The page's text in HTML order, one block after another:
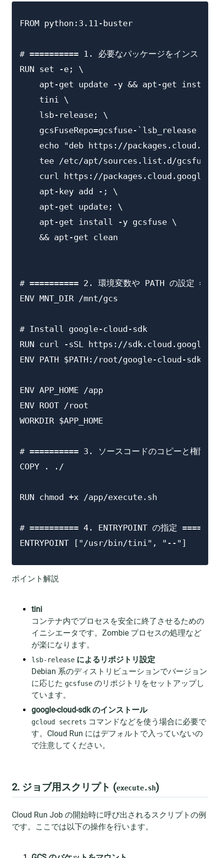
FROM python:3.11-buster
# ========== 1. 必要なパッケージをインストー
RUN set -e; \
apt-get update -y && apt-get install
    tini \
    lsb-release; \
gcsFuseRepo=gcsfuse-`lsb_release -c
echo "deb https://
tee /etc/apt/sources.list.d/
curl https://
    apt-key add -; \
    apt-get update; \
    apt-get install -y gcsfuse \
    && apt-get clean
# ========== 2. 環境変数や PATH の設定
ENV MNT_DIR /mnt/gcs
# Install google-cloud-sdk
RUN curl -sSL https://
ENV PATH $PATH:/root/google-cloud-sdk/
ENV APP_HOME /app
ENV ROOT /root
WORKDIR $APP_HOME
# ========== 3. ソースコードのコピーと権限付
COPY . ./
RUN chmod +x /app/execute.sh
# ========== 4. ENTRYPOINT の指定
ENTRYPOINT ["/usr/bin/tini", "--"]
ポイント解説
tini
コンテナ内でプロセスを安全に終了させるための
イニシエータです。Zombie プロセスの処理など
が楽になります。
lsb-release によるリポジトリ設定
Debian 系のディストリビューションでバージョン
に応じた gcsfuse のリポジトリをセットアップし
ています。
google-cloud-sdk のインストール
gcloud secrets コマンドなどを使う場合に必要で
す。Cloud Run にはデフォルトで入っていないの
で注意してください。
2. ジョブ用スクリプト (execute.sh)
Cloud Run Job の開始時に呼び出されるスクリプトの例
です。ここでは以下の操作を行います。